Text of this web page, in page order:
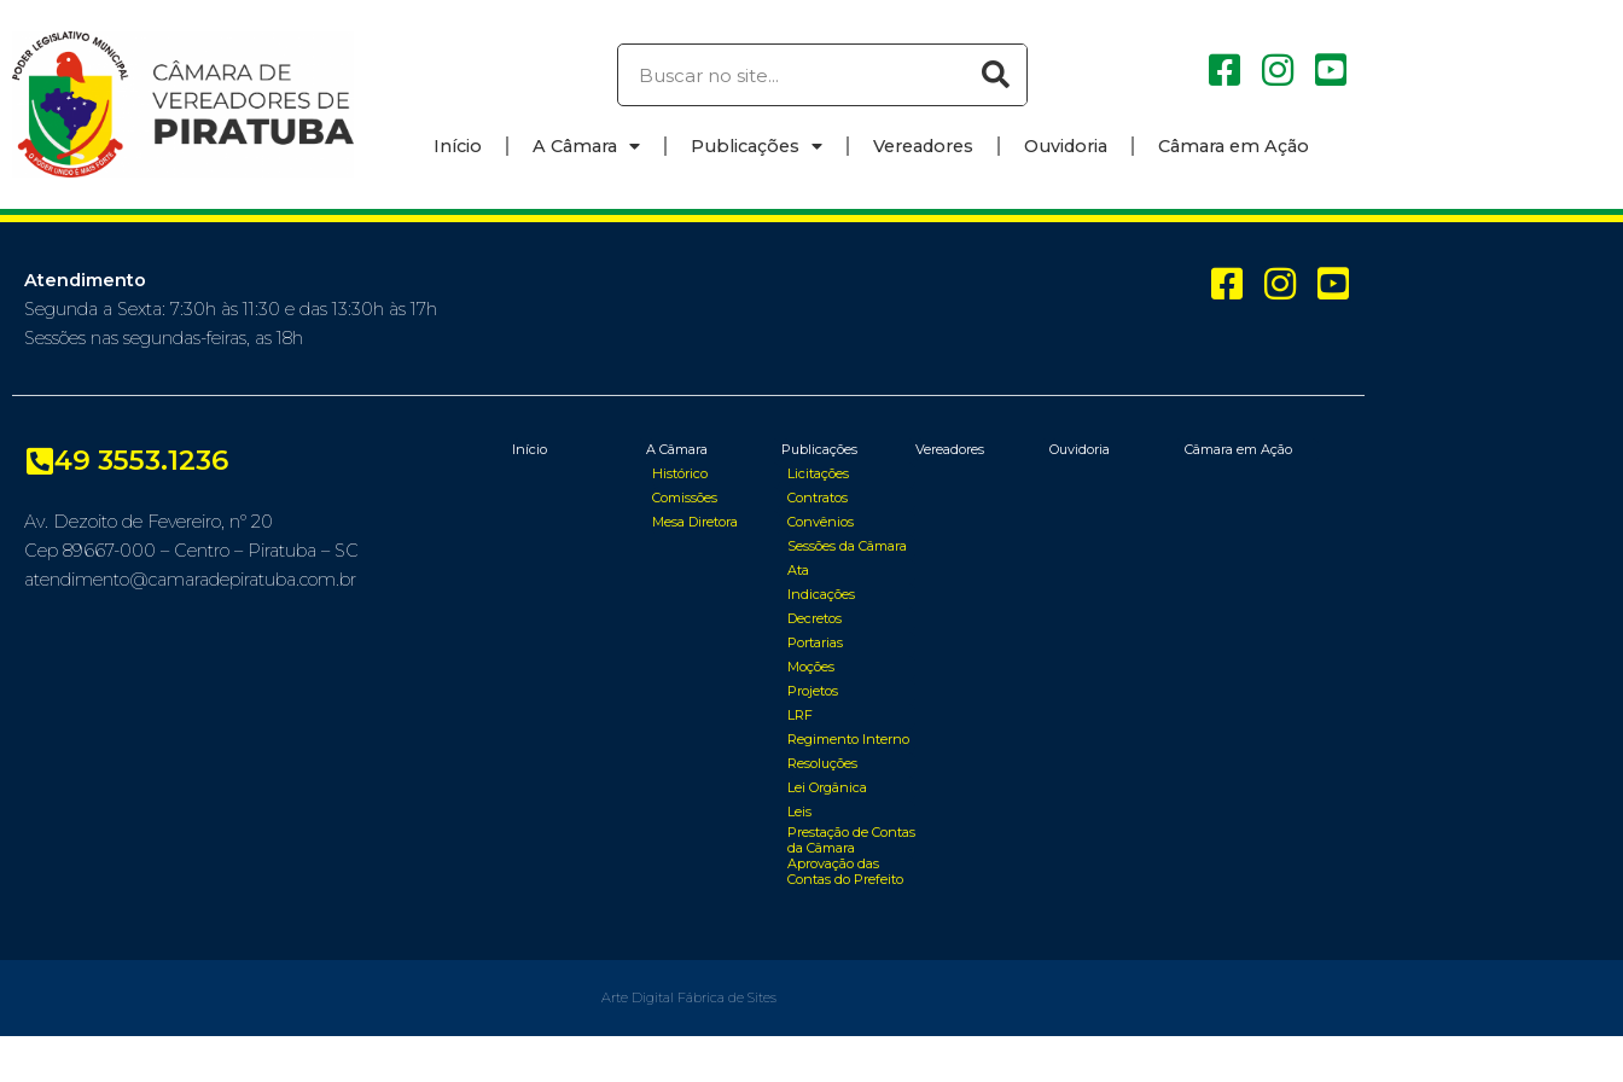
Início A Câmara Publicações Vereadores Ouvidoria Câmara em Ação
Atendimento
Segunda a Sexta: 7:30h às 11:30 e das 13:30h às 17h
Sessões nas segundas-feiras, as 18h
49 3553.1236
Av. Dezoito de Fevereiro, nº 20
Cep 89667-000 – Centro – Piratuba – SC
atendimento@camaradepiratuba.com.br
Início
A Câmara
Histórico
Comissões
Mesa Diretora
Publicações
Licitações
Contratos
Convênios
Sessões da Câmara
Ata
Indicações
Decretos
Portarias
Moções
Projetos
LRF
Regimento Interno
Resoluções
Lei Orgânica
Leis
Prestação de Contas
da Câmara
Aprovação das
Contas do Prefeito
Vereadores Ouvidoria Câmara em Ação
Arte Digital Fábrica de Sites